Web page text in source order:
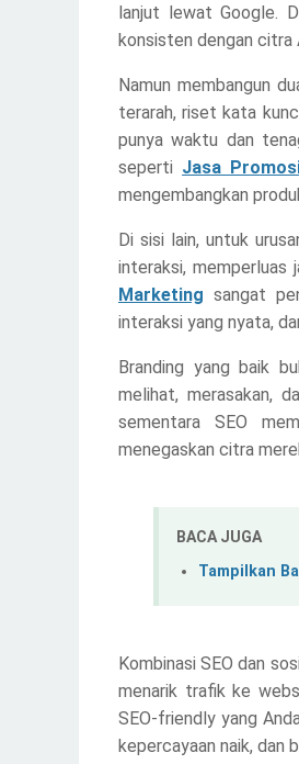
lanjut lewat Google.
konsisten dengan citra
Namun membangun
terarah, riset kata
punya waktu dan
seperti Jasa
mengembangkan
Di sisi lain, untuk
interaksi, memperluas
Marketing sangat
interaksi yang nyata,
Branding yang baik
melihat, merasakan,
sementara SEO
menegaskan citra
BACA JUGA
Tampilkan
Kombinasi SEO dan
menarik trafik ke
SEO-friendly yang
kepercayaan naik, dan